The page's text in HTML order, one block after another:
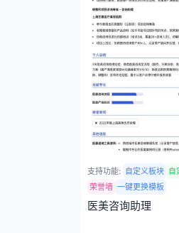
支持功能: 自定义板块 自
荣誉墙 一键更换模板
医美咨询助理